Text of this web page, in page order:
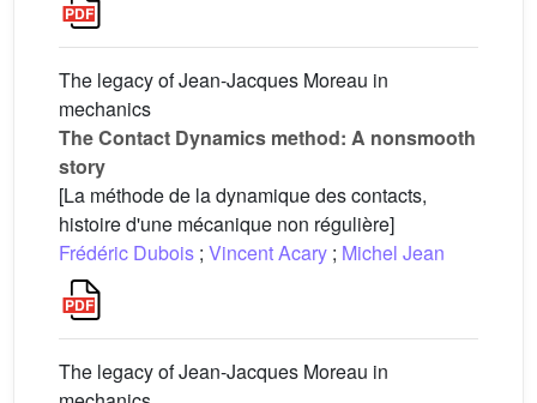
The legacy of Jean-Jacques Moreau in
mechanics
The Contact Dynamics method: A nonsmooth
story
[La méthode de la dynamique des contacts,
histoire d'une mécanique non régulière]
Frédéric Dubois ; Vincent Acary ; Michel Jean
The legacy of Jean-Jacques Moreau in